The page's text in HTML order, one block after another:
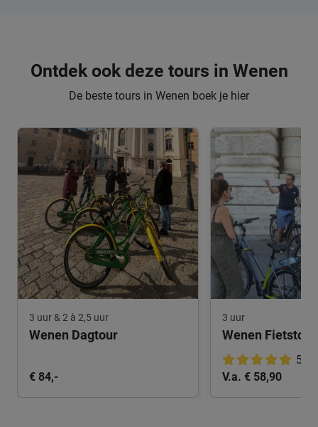
Ontdek ook deze tours in Wenen
De beste tours in Wenen boek je hier
3 uur & 2 à 2,5 uur
Wenen Dagtour
€ 84,-
3 uur
5.0
V.a. € 58,90